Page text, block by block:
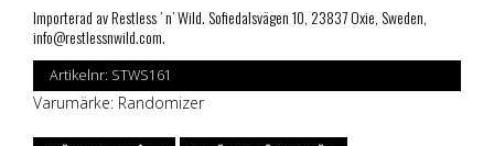
Importerad av Restless ’ n’ Wild. Sofiedalsvägen 10, 23837 Oxie, Sweden,
info@restlessnwild.com.
Artikelnr: STWS161
Varumärke: Randomizer